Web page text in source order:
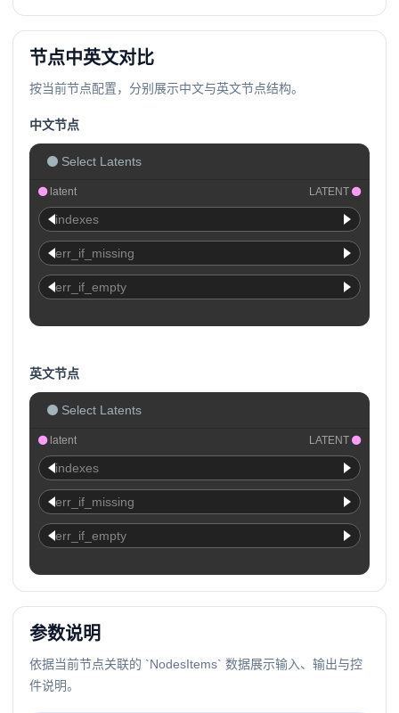
节点中英文对比
按当前节点配置，分别展示中文与英文节点结构。
中文节点
Select Latents
latent LATENT
indexes
err_if_missing
err_if_empty
英文节点
Select Latents
latent LATENT
indexes
err_if_missing
err_if_empty
参数说明
依据当前节点关联的 `NodesItems` 数据展示输入、输出与控
件说明。